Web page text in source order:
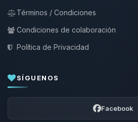
Términos / Condiciones
Condiciones de colaboración
Política de Privacidad
SÍGUENOS
Facebook